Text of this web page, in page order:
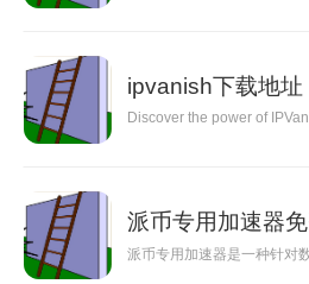
ipvanish下载地址
Discover the power of
派币专用加速器
派币专用加速器是一种针对